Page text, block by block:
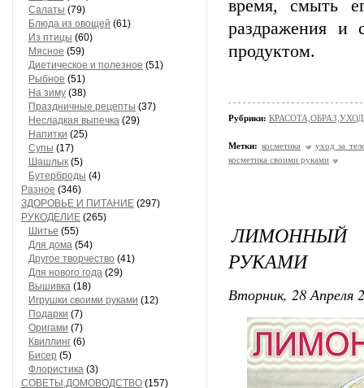
Салаты (79)
Блюда из овощей (61)
Из птицы (60)
Мясное (59)
Диетическое и полезное (51)
Рыбное (51)
На зиму (38)
Праздничные рецепты (37)
Несладкая выпечка (29)
Напитки (25)
Супы (17)
Шашлык (5)
Бутерброды (4)
Разное (346)
ЗДОРОВЬЕ И ПИТАНИЕ (297)
РУКОДЕЛИЕ (265)
Шитье (55)
Для дома (54)
Другое творчество (41)
Для нового года (29)
Вышивка (18)
Игрушки своими руками (12)
Подарки (7)
Оригами (7)
Квиллинг (6)
Бисер (5)
Флористика (3)
СОВЕТЫ,ДОМОВОДСТВО (157)
время, смыть
раздражения и
продуктом.
Рубрики:
Метки: косметика
уход за
косметика своими руками
РУКАМИ
Вторник, 28 Апреля